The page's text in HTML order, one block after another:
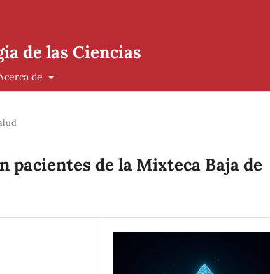
de las Ciencias
de
pacientes de la Mixteca Baja de